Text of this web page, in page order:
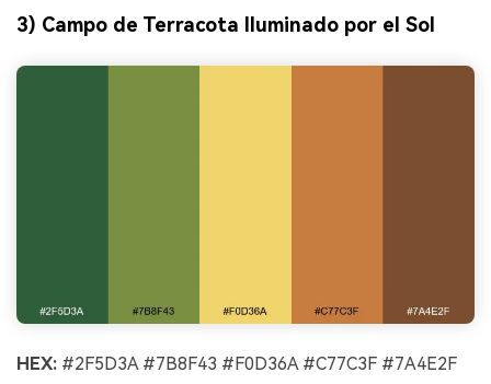
3) Campo de Terracota Iluminado por el Sol
HEX: #2F5D3A #7B8F43 #F0D36A #C77C3F #7A4E2F